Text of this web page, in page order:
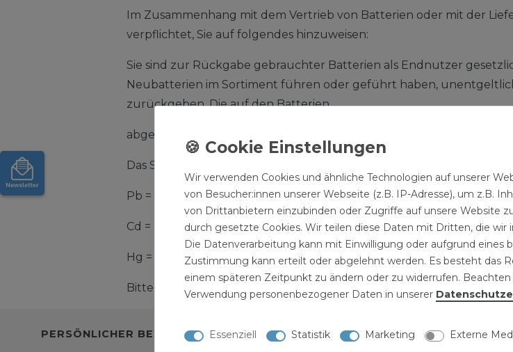
Im Zusammenhang mit dem Vertrieb von Batterien oder mit der
verpflichtet, Sie auf folgendes hinzuweisen:
Sie sind zur Rückgabe gebrauchter Batterien als Endnutzer
Neubatterien im Sortiment führen oder geführt haben,
zurückgeben. Die auf den Batterien
abgebildeten Symbole haben folgende Bedeutung:
Das Symbol der durchgekreuzten Mülltonne bedeutet, dass die
Pb = Batterie enthält mehr als 0,004 Masseprozent Blei
Cd = Batterie enthält mehr als 0,002 Masseprozent Cadmium
Hg = Batterie enthält mehr als 0,0005 Masseprozent Quecksilber.
Bitte beachten Sie die vorstehenden Hinweise
PERSÖNLICHER BEREICH INFORMATIONEN
Wir verwenden Cookies und ähnliche Technologien auf unserer
von Besucher:innen unserer Webseite (z.B. IP-Adresse), um z.B.
von Drittanbietern einzubinden oder Zugriffe auf unsere Website
durch gesetzte Cookies. Wir teilen diese Daten mit Dritten, die wir
Die Datenverarbeitung kann mit Einwilligung oder aufgrund eines
Zustimmung kann erteilt oder abgelehnt werden. Es besteht das
einem späteren Zeitpunkt zu ändern oder zu widerrufen. Beachten
Verwendung personenbezogener Daten in unserer
Essenziell Statistik Marketing Externe